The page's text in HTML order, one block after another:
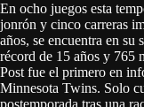
En ocho juegos esta
jonrón y cinco carreras
años, se encuentra en su
récord de 15 años y 765
Post fue el primero en
Minnesota Twins. Solo